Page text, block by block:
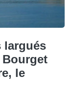
largués
le